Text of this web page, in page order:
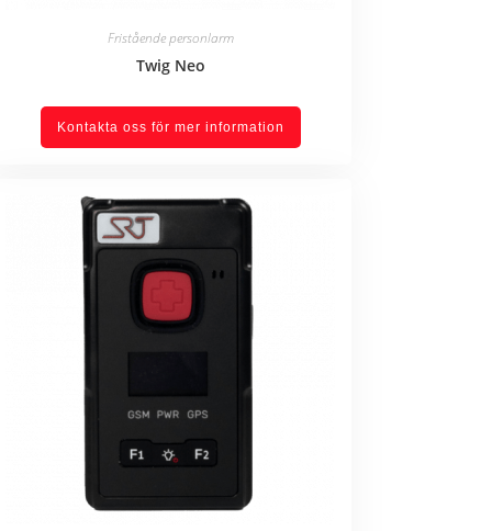
Fristående personlarm
Twig Neo
Kontakta oss för mer information